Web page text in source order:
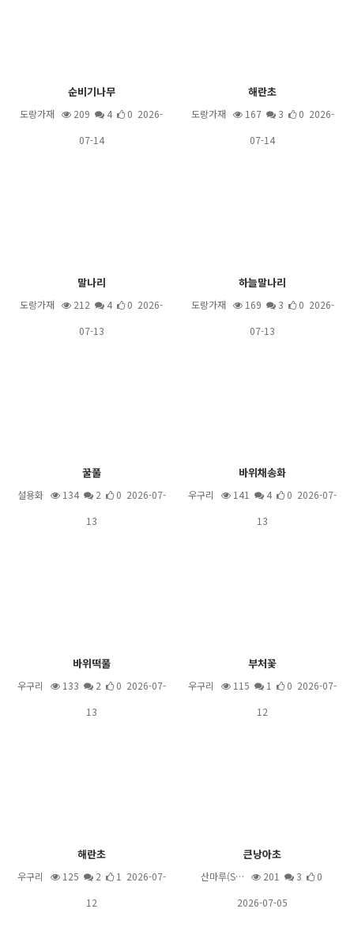
순비기나무
도랑가재 209 4
0 2026-
07-14
해란초
도랑가재 167 3
0 2026-
07-14
말나리
도랑가재 212 4
0 2026-
07-13
하늘말나리
도랑가재 169 3
0 2026-
07-13
꿀풀
설용화 134 2
0 2026-07-
13
바위채송화
우구리 141 4
0 2026-07-
13
바위떡풀
우구리 133 2
0 2026-07-
13
부처꽃
우구리 115 1
0 2026-07-
12
해란초
우구리 125 2
1 2026-07-
12
큰낭아초
산마루(S… 201 3
0
2026-07-05